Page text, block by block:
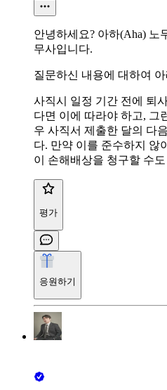
안녕하세요? 아하(Aha) 노
무사입니다.
질문하신 내용에 대하여
사직시 일정 기간 전에 퇴
다면 이에 따라야 하고, 그
우 사직서 제출한 달의 다
다. 만약 이를 준수하지 않
이 손해배상을 청구할 수
평가
응원하기